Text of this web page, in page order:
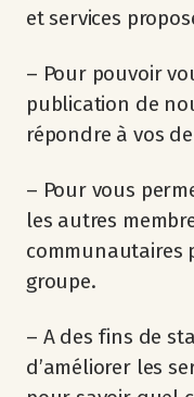
et services
– Pour pouvoir
publication de
répondre à vos
– Pour vous
les autres
communautaires
groupe.
– A des fins de
d’améliorer les